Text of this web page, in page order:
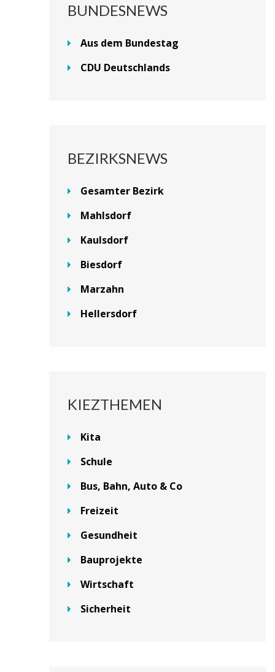
BUNDESNEWS
Aus dem Bundestag
CDU Deutschlands
BEZIRKSNEWS
Gesamter Bezirk
Mahlsdorf
Kaulsdorf
Biesdorf
Marzahn
Hellersdorf
KIEZTHEMEN
Kita
Schule
Bus, Bahn, Auto & Co
Freizeit
Gesundheit
Bauprojekte
Wirtschaft
Sicherheit